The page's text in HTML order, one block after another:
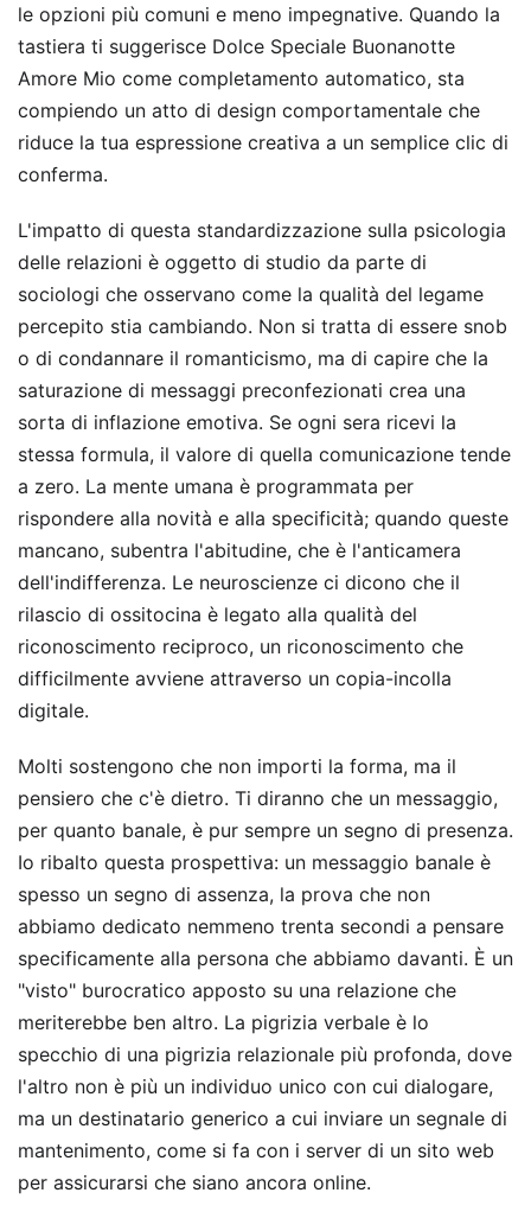
le opzioni più comuni e meno impegnative. Quando la
tastiera ti suggerisce Dolce Speciale Buonanotte
Amore Mio come completamento automatico, sta
compiendo un atto di design comportamentale che
riduce la tua espressione creativa a un semplice clic di
conferma.
L'impatto di questa standardizzazione sulla psicologia
delle relazioni è oggetto di studio da parte di
sociologi che osservano come la qualità del legame
percepito stia cambiando. Non si tratta di essere snob
o di condannare il romanticismo, ma di capire che la
saturazione di messaggi preconfezionati crea una
sorta di inflazione emotiva. Se ogni sera ricevi la
stessa formula, il valore di quella comunicazione tende
a zero. La mente umana è programmata per
rispondere alla novità e alla specificità; quando queste
mancano, subentra l'abitudine, che è l'anticamera
dell'indifferenza. Le neuroscienze ci dicono che il
rilascio di ossitocina è legato alla qualità del
riconoscimento reciproco, un riconoscimento che
difficilmente avviene attraverso un copia-incolla
digitale.
Molti sostengono che non importi la forma, ma il
pensiero che c'è dietro. Ti diranno che un messaggio,
per quanto banale, è pur sempre un segno di presenza.
Io ribalto questa prospettiva: un messaggio banale è
spesso un segno di assenza, la prova che non
abbiamo dedicato nemmeno trenta secondi a pensare
specificamente alla persona che abbiamo davanti. È un
"visto" burocratico apposto su una relazione che
meriterebbe ben altro. La pigrizia verbale è lo
specchio di una pigrizia relazionale più profonda, dove
l'altro non è più un individuo unico con cui dialogare,
ma un destinatario generico a cui inviare un segnale di
mantenimento, come si fa con i server di un sito web
per assicurarsi che siano ancora online.